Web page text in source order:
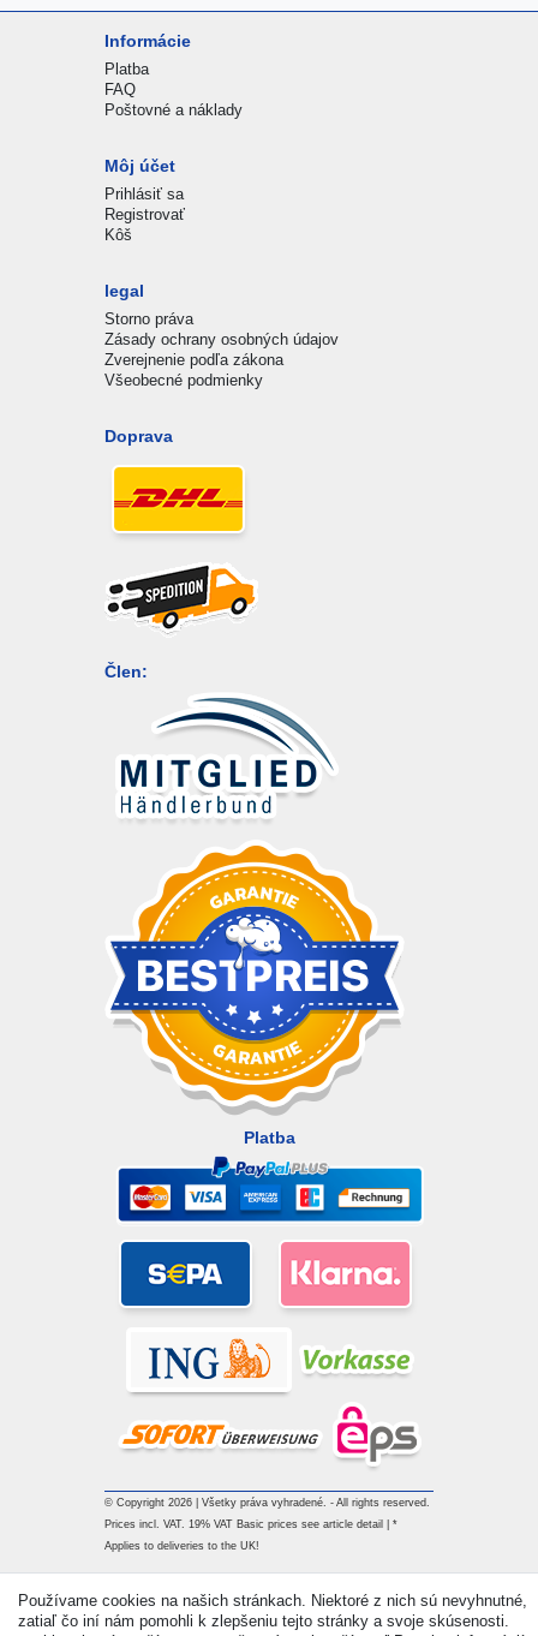
Informácie
Platba
FAQ
Poštovné a náklady
Môj účet
Prihlásiť sa
Registrovať
Kôš
legal
Storno práva
Zásady ochrany osobných údajov
Zverejnenie podľa zákona
Všeobecné podmienky
Doprava
Člen:
Platba
© Copyright 2026 | Všetky práva vyhradené. - All rights reserved.
Prices incl. VAT. 19% VAT Basic prices see article detail | *
Applies to deliveries to the UK!
Používame cookies na našich stránkach. Niektoré z nich sú nevyhnutné,
zatiaľ čo iní nám pomohli k zlepšeniu tejto stránky a svoje skúsenosti.
Withdraw from contract here Kontakt